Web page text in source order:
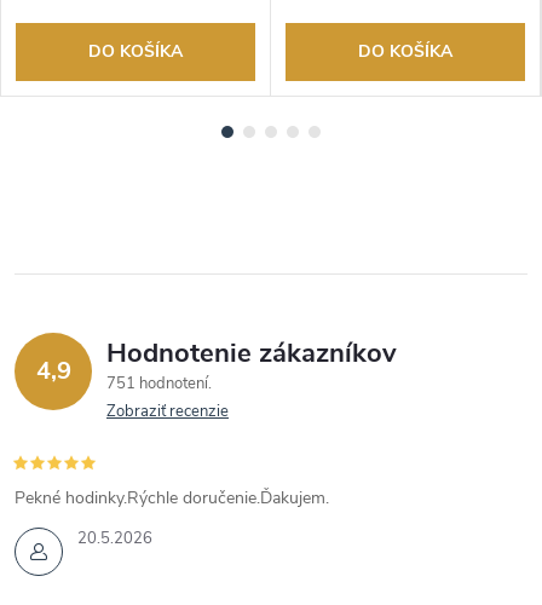
DO KOŠÍKA DO KOŠÍKA
4,9 Hodnotenie zákazníkov
751 hodnotení
Zobraziť recenzie
20.5.2026
Pekné hodinky.Rýchle doručenie.Ďakujem.